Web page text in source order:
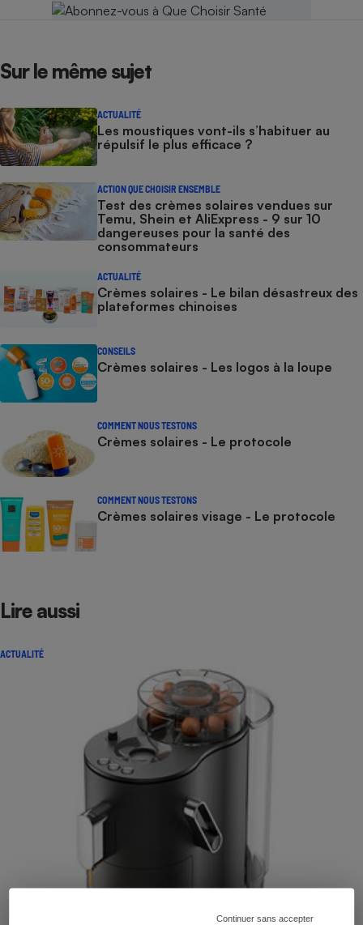
Continuer sans accepter
Sur le même sujet
ACTUALITÉ
Les moustiques vont-ils s’habituer au
répulsif le plus efficace ?
ACTION QUE CHOISIR ENSEMBLE
Test des crèmes solaires vendues sur
Temu, Shein et AliExpress - 9 sur 10
dangereuses pour la santé des
consommateurs
ACTUALITÉ
Crèmes solaires - Le bilan désastreux des
plateformes chinoises
CONSEILS
Crèmes solaires - Les logos à la loupe
COMMENT NOUS TESTONS
Crèmes solaires - Le protocole
COMMENT NOUS TESTONS
Crèmes solaires visage - Le protocole
Lire aussi
ACTUALITÉ